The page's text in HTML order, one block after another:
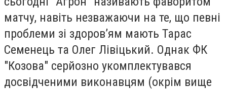
матчу, навіть незважаючи на те, що певні
проблеми зі здоров’ям мають Тарас
Семенець та Олег Лівіцький. Однак ФК
"Козова" серйозно укомплектувався
досвідченими виконавцям (окрім вище